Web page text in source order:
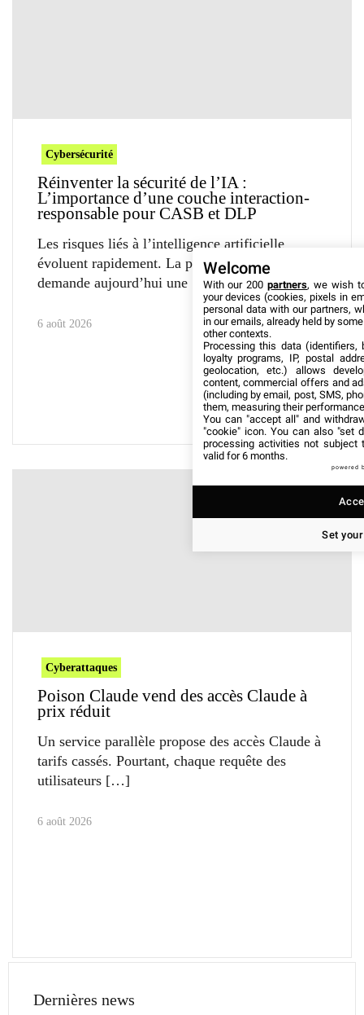
Cybersécurité
Réinventer la sécurité de l’IA :
L’importance d’une couche interaction-
responsable pour CASB et DLP
Les risques liés à l’intelligence artificielle
évoluent rapidement. La protection des données
demande aujourd’hui une
6 août 2026
Cyberattaques
Poison Claude vend des accès Claude à
prix réduit
Un service parallèle propose des accès Claude à
tarifs cassés. Pourtant, chaque requête des
utilisateurs
6 août 2026
Dernières news
Welcome
With our 200partners, we wish
your devices (cookies, pixels in
personal data with our partners,
in our emails, already held by
other contexts.
Processing this data (identifiers,
loyalty programs, IP, postal
geolocation, etc.) allows
content, commercial offers and
(including by email, post, SMS,
them, measuring their
You can "accept all" and
"cookie" icon. You can also "set
processing activities not subject
valid for 6 months.
powered
Set